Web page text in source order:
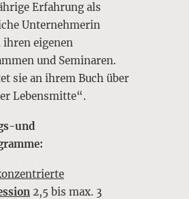
Erfahrung als
Unternehmerin
eigenen
und Seminaren.
sie an ihrem Buch über
Lebensmitte“.
und
2,5 bis max. 3